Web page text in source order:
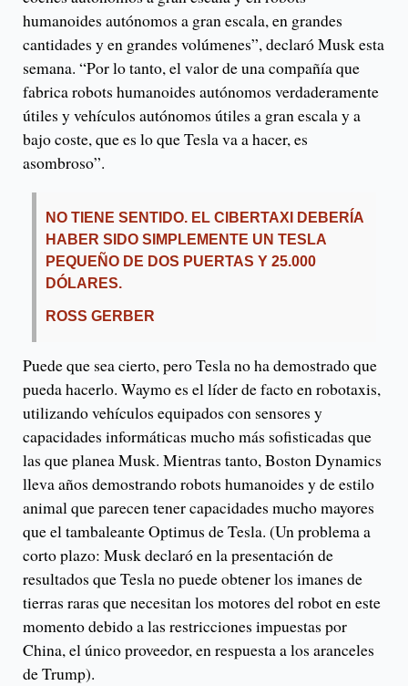
humanoides autónomos a gran escala, en grandes
cantidades y en grandes volúmenes”, declaró Musk esta
semana. “Por lo tanto, el valor de una compañía que
fabrica robots humanoides autónomos verdaderamente
útiles y vehículos autónomos útiles a gran escala y a
bajo coste, que es lo que Tesla va a hacer, es
asombroso”.
NO TIENE SENTIDO. EL CIBERTAXI DEBERÍA
HABER SIDO SIMPLEMENTE UN TESLA
PEQUEÑO DE DOS PUERTAS Y 25.000
DÓLARES.
ROSS GERBER
Puede que sea cierto, pero Tesla no ha demostrado que
pueda hacerlo. Waymo es el líder de facto en robotaxis,
utilizando vehículos equipados con sensores y
capacidades informáticas mucho más sofisticadas que
las que planea Musk. Mientras tanto, Boston Dynamics
lleva años demostrando robots humanoides y de estilo
animal que parecen tener capacidades mucho mayores
que el tambaleante Optimus de Tesla. (Un problema a
corto plazo: Musk declaró en la presentación de
resultados que Tesla no puede obtener los imanes de
tierras raras que necesitan los motores del robot en este
momento debido a las restricciones impuestas por
China, el único proveedor, en respuesta a los aranceles
de Trump).